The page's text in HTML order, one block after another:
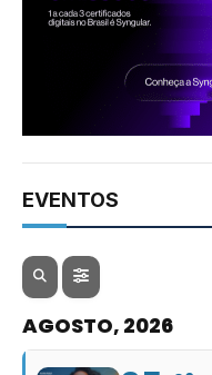
EVENTOS
AGOSTO, 2026